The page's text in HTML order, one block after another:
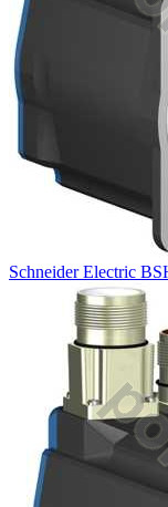
Schneider Electric